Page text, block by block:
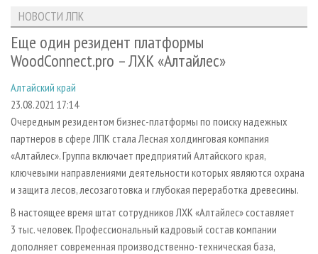
ЛЕСОЗАГОТОВКА
ЛЕСОПИЛЕНИЕ
СУШКА ДРЕВЕСИНЫ
ПРОИЗВОДСТВО ДРЕВЕСНЫХ ПЛИТ
ДЕРЕВЯННОЕ ДОМОСТРОЕНИЕ
ПРОИЗВОДСТВО МЕБЕЛИ
БИОЭНЕРГЕТИКА
ЦБП
ИНСТРУМЕНТ И МАТЕРИАЛЫ
НОВОСТИ ЛПК
НОВОСТИ ЖУРНАЛА
ПРОЕКТЫ ЛПИ
АНАЛИТИКА
ПРЕДПРИЯТИЯ ЛПК
ПЕРСОНЫ
МОБИЛЬНЫЕ ВЫСТАВКИ
ОФИЦИАЛЬНЫЕ ДЕЛЕГАЦИИ
ПРИОРИТЕТНЫЕ ИНВЕСТПРОЕКТЫ
RUSSIAN FORESTRY REVIEW
ГАЗЕТА ЛЕСПРОМФОРУМ
БИБЛИОТЕКА СПЕЦИАЛИСТА
АРХИВ ЖУРНАЛОВ
О ЖУРНАЛЕ
ПОДПИСКА
КОНТАКТЫ
РЕКЛАМОДАТЕЛЯМ
РЕКЛАМА
РЕКЛАМА НА САЙТЕ
НОВОСТИ ЛПК
Еще один резидент платформы
WoodConnect.pro – ЛХК «Алтайлес»
Алтайский край
23.08.2021 17:14
Очередным резидентом бизнес-платформы по поиску надежных
партнеров в сфере ЛПК стала Лесная холдинговая компания
«Алтайлес». Группа включает предприятий Алтайского края,
ключевыми направлениями деятельности которых являются охрана
и защита лесов, лесозаготовка и глубокая переработка древесины.
В настоящее время штат сотрудников ЛХК «Алтайлес» составляет
3 тыс. человек. Профессиональный кадровый состав компании
дополняет современная производственно-техническая база,